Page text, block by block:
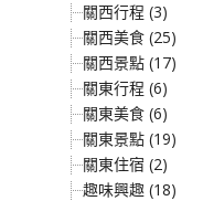
關西行程 (3)
關西美食 (25)
關西景點 (17)
關東行程 (6)
關東美食 (6)
關東景點 (19)
關東住宿 (2)
趣味興趣 (18)